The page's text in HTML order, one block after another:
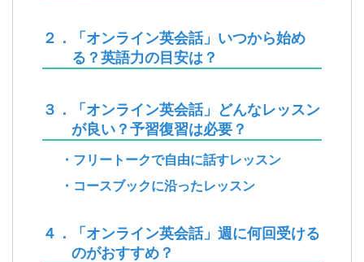
２．「オンライン英会話」いつから始め
る？英語力の目安は？
３．「オンライン英会話」どんなレッスン
が良い？予習復習は必要？
・フリートークで自由に話すレッスン
・コースブックに沿ったレッスン
４．「オンライン英会話」週に何回受ける
のがおすすめ？